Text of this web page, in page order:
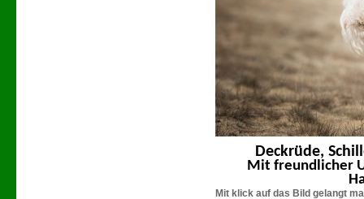
Deckrüde,
Mit freundlicher
Mit klick auf das Bild gelangt